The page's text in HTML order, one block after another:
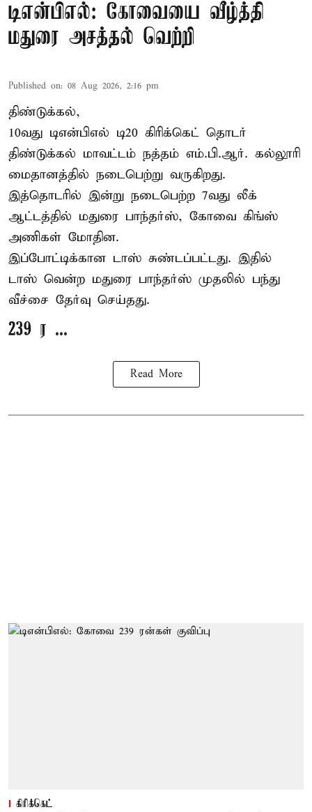
டிஎன்பிஎல்: கோவையை வீழ்த்தி
மதுரை அசத்தல் வெற்றி
Published on: 08 Aug 2026, 2:16 pm
திண்டுக்கல்,
10வது டிஎன்பிஎல் டி20 கிரிக்கெட் தொடர்
திண்டுக்கல் மாவட்டம் நத்தம் எம்.பி.ஆர். கல்லூரி
மைதானத்தில் நடைபெற்று வருகிறது.
இத்தொடரில் இன்று நடைபெற்ற 7வது லீக்
ஆட்டத்தில் மதுரை பாந்தர்ஸ், கோவை கிங்ஸ்
அணிகள் மோதின.
இப்போட்டிக்கான டாஸ் சுண்டப்பட்டது. இதில்
டாஸ் வென்ற மதுரை பாந்தர்ஸ் முதலில் பந்து
வீச்சை தேர்வு செய்தது.
239 ர ...
Read More
கிரிக்கெட்